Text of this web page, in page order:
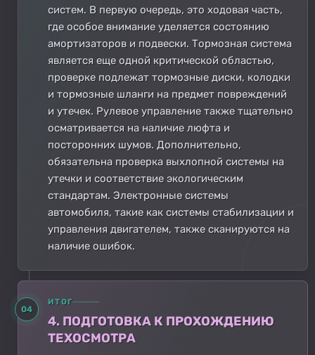
систем. В первую очередь, это ходовая часть,
где особое внимание уделяется состоянию
амортизаторов и подвески. Тормозная система
является еще одной критической областью,
проверке подлежат тормозные диски, колодки
и тормозные шланги на предмет повреждений
и утечек. Рулевое управление также тщательно
осматривается на наличие люфта и
посторонних шумов. Дополнительно,
обязательна проверка выхлопной системы на
утечки и соответствие экологическим
стандартам. Электронные системы
автомобиля, такие как системы стабилизации и
управления двигателем, также сканируются на
наличие ошибок.
04
ИТОГ
4. ПОДГОТОВКА К ПРОХОЖДЕНИЮ
ТЕХОСМОТРА